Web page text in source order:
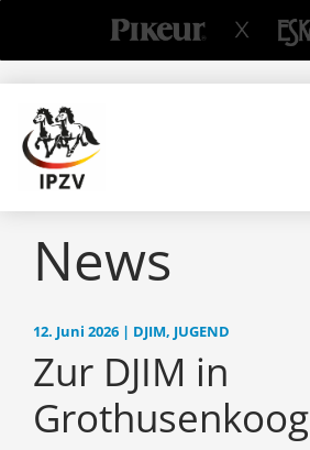
News
12. Juni 2026 | DJIM, JUGEND
Zur DJIM in
Grothusenkoog